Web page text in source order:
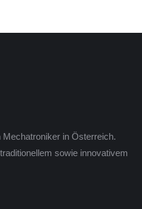
in Österreich.
sowie innovativem